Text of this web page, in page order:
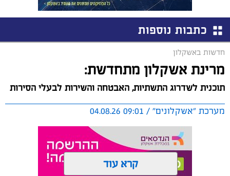
כתבות נוספות
חדשות באשקלון
מרינת אשקלון מתחדשת:
תוכנית לשדרוג התשתיות, האבטחה והשירות לבעלי הסירות
מערכת "אשקלונים" / 09:01 04.08.26
קרא עוד